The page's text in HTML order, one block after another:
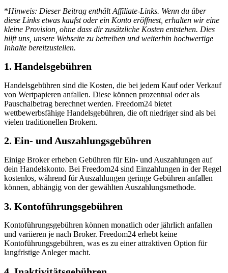
*Hinweis: Dieser Beitrag enthält Affiliate-Links. Wenn du über
diese Links etwas kaufst oder ein Konto eröffnest, erhalten wir eine
kleine Provision, ohne dass dir zusätzliche Kosten entstehen. Dies
hilft uns, unsere Webseite zu betreiben und weiterhin hochwertige
Inhalte bereitzustellen.
1. Handelsgebühren
Handelsgebühren sind die Kosten, die bei jedem Kauf oder Verkauf
von Wertpapieren anfallen. Diese können prozentual oder als
Pauschalbetrag berechnet werden. Freedom24 bietet
wettbewerbsfähige Handelsgebühren, die oft niedriger sind als bei
vielen traditionellen Brokern.
2. Ein- und Auszahlungsgebühren
Einige Broker erheben Gebühren für Ein- und Auszahlungen auf
dein Handelskonto. Bei Freedom24 sind Einzahlungen in der Regel
kostenlos, während für Auszahlungen geringe Gebühren anfallen
können, abhängig von der gewählten Auszahlungsmethode.
3. Kontoführungsgebühren
Kontoführungsgebühren können monatlich oder jährlich anfallen
und variieren je nach Broker. Freedom24 erhebt keine
Kontoführungsgebühren, was es zu einer attraktiven Option für
langfristige Anleger macht.